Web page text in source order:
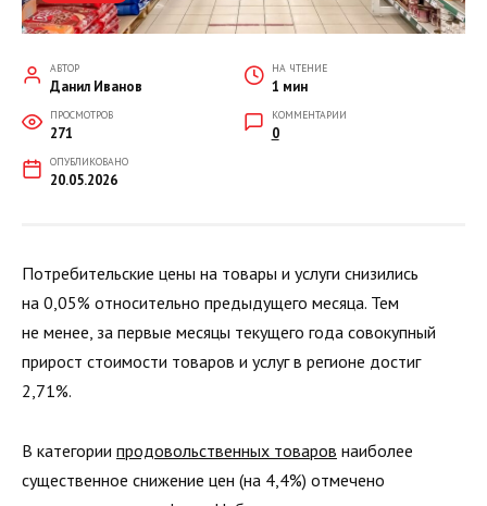
АВТОР
Данил Иванов
НА ЧТЕНИЕ
1 мин
ПРОСМОТРОВ
271
КОММЕНТАРИИ
0
ОПУБЛИКОВАНО
20.05.2026
Потребительские цены на товары и услуги снизились
на 0,05% относительно предыдущего месяца. Тем
не менее, за первые месяцы текущего года совокупный
прирост стоимости товаров и услуг в регионе достиг
2,71%.
В категории продовольственных товаров наиболее
существенное снижение цен (на 4,4%) отмечено